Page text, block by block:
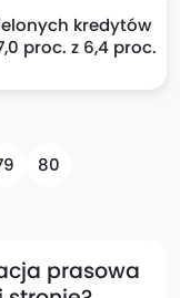
kredytów
proc. z 6,4 proc.
80
prasowa